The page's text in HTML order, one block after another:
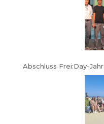
Abschluss Frei:Day-Jahr